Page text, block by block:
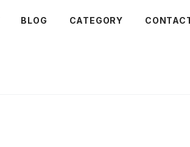
BLOG CATEGORY